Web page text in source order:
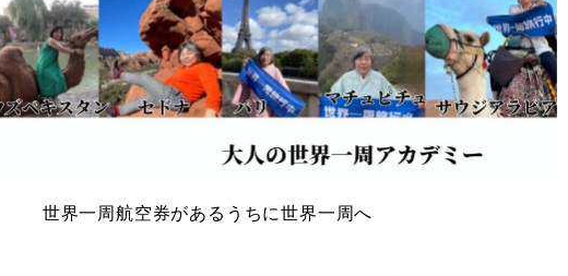
世界一周航空券があるうちに世界一周へ